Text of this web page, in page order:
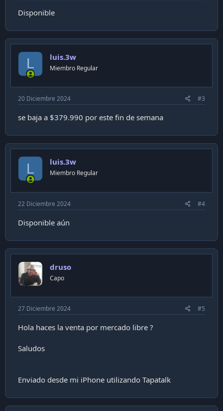
Disponible
L luis.3w
Miembro Regular
20 Diciembre 2024 #3
se baja a $379.990 por este fin de semana
L luis.3w
Miembro Regular
22 Diciembre 2024 #4
Disponible aún
druso
Capo
27 Diciembre 2024 #5
Hola haces la venta por mercado libre ?
Saludos
Enviado desde mi iPhone utilizando Tapatalk